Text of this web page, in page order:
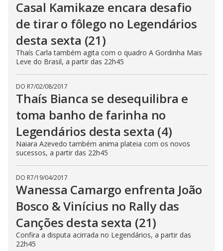
Casal Kamikaze encara desafio
de tirar o fôlego no Legendários
desta sexta (21)
Thaís Carla também agita com o quadro A Gordinha Mais
Leve do Brasil, a partir das 22h45
DO R7/02/08/2017
Thaís Bianca se desequilibra e
toma banho de farinha no
Legendários desta sexta (4)
Naiara Azevedo também anima plateia com os novos
sucessos, a partir das 22h45
DO R7/19/04/2017
Wanessa Camargo enfrenta João
Bosco & Vinícius no Rally das
Canções desta sexta (21)
Confira a disputa acirrada no Legendários, a partir das
22h45